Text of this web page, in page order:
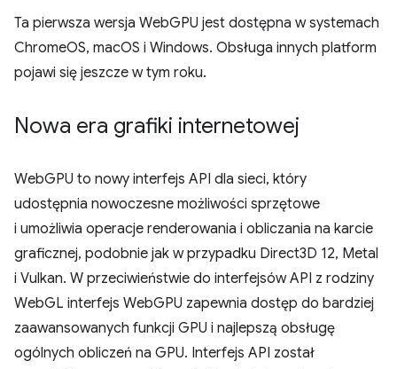
Ta pierwsza wersja WebGPU jest dostępna w systemach
ChromeOS, macOS i Windows. Obsługa innych platform
pojawi się jeszcze w tym roku.
Nowa era grafiki internetowej
WebGPU to nowy interfejs API dla sieci, który
udostępnia nowoczesne możliwości sprzętowe
i umożliwia operacje renderowania i obliczania na karcie
graficznej, podobnie jak w przypadku Direct3D 12, Metal
i Vulkan. W przeciwieństwie do interfejsów API z rodziny
WebGL interfejs WebGPU zapewnia dostęp do bardziej
zaawansowanych funkcji GPU i najlepszą obsługę
ogólnych obliczeń na GPU. Interfejs API został